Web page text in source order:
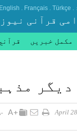
.
Türkçe
.
Français
.
English
قرآنی نیوز
مکمل خبریں
دیگر